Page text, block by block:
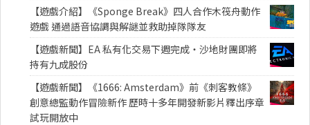
【遊戲介紹】《Sponge Break》四人合作木筏舟動作
遊戲 通過語音協調與解謎並救助掉隊隊友
【遊戲新聞】EA 私有化交易下週完成・沙地財團即將
持有九成股份
【遊戲新聞】《1666: Amsterdam》前《刺客教條》
創意總監動作冒險新作 歷時十多年開發新影片釋出序章
試玩開放中